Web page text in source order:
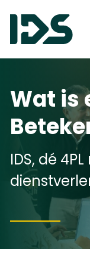
Wat is
IDS, dé